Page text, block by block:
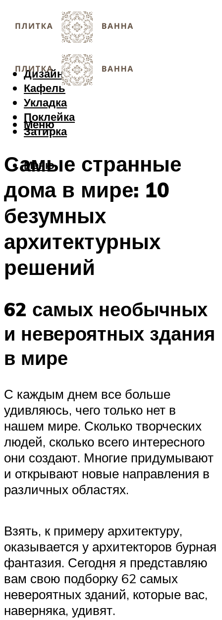
Дизайн
Кафель
Укладка
Поклейка
Затирка
Меню
Меню
Самые странные
дома в мире: 10
безумных
архитектурных
решений
62 самых необычных
и невероятных здания
в мире
С каждым днем все больше
удивляюсь, чего только нет в
нашем мире. Сколько творческих
людей, сколько всего интересного
они создают. Многие придумывают
и открывают новые направления в
различных областях.
Взять, к примеру архитектуру,
оказывается у архитекторов бурная
фантазия. Сегодня я представляю
вам свою подборку 62 самых
невероятных зданий, которые вас,
наверняка, удивят.